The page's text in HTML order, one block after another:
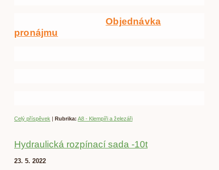
Objednávka
pronájmu
Celý příspěvek Rubrika: A8 - Klempíři a železáři
Hydraulická rozpínací sada -10t
23. 5. 2022